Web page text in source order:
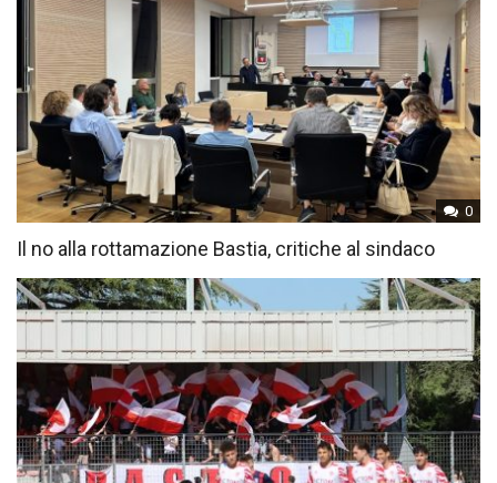
0
Il no alla rottamazione Bastia, critiche al sindaco